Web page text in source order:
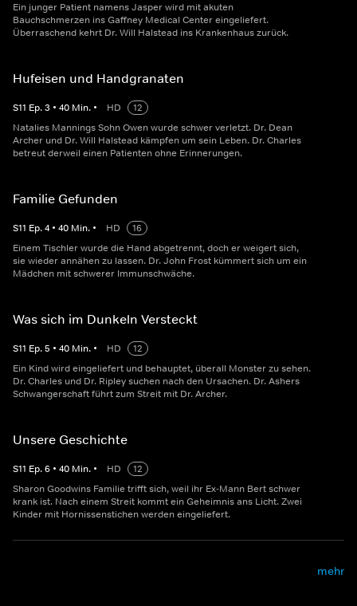
Ein junger Patient namens Jasper wird mit akuten
Bauchschmerzen ins Gaffney Medical Center eingeliefert.
Überraschend kehrt Dr. Will Halstead ins Krankenhaus zurück.
Hufeisen und Handgranaten
S11 Ep.3 • 40 Min. • HD
12
Natalies Mannings Sohn Owen wurde schwer verletzt. Dr. Dean
Archer und Dr. Will Halstead kämpfen um sein Leben. Dr. Charles
betreut derweil einen Patienten ohne Erinnerungen.
Familie Gefunden
S11 Ep.4 • 40 Min. • HD
16
Einem Tischler wurde die Hand abgetrennt, doch er weigert sich,
sie wieder annähen zu lassen. Dr. John Frost kümmert sich um ein
Mädchen mit schwerer Immunschwäche.
Was sich im Dunkeln Versteckt
S11 Ep.5 • 40 Min. • HD
12
Ein Kind wird eingeliefert und behauptet, überall Monster zu sehen.
Dr. Charles und Dr. Ripley suchen nach den Ursachen. Dr. Ashers
Schwangerschaft führt zum Streit mit Dr. Archer.
Unsere Geschichte
S11 Ep.6 • 40 Min. • HD
12
Sharon Goodwins Familie trifft sich, weil ihr Ex-Mann Bert schwer
krank ist. Nach einem Streit kommt ein Geheimnis ans Licht. Zwei
Kinder mit Hornissenstichen werden eingeliefert.
mehr